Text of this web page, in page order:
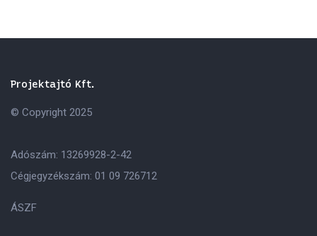
Projektajtó Kft.
© Copyright 2025
Adószám: 13269928-2-42
Cégjegyzékszám: 01 09 726712
ÁSZF